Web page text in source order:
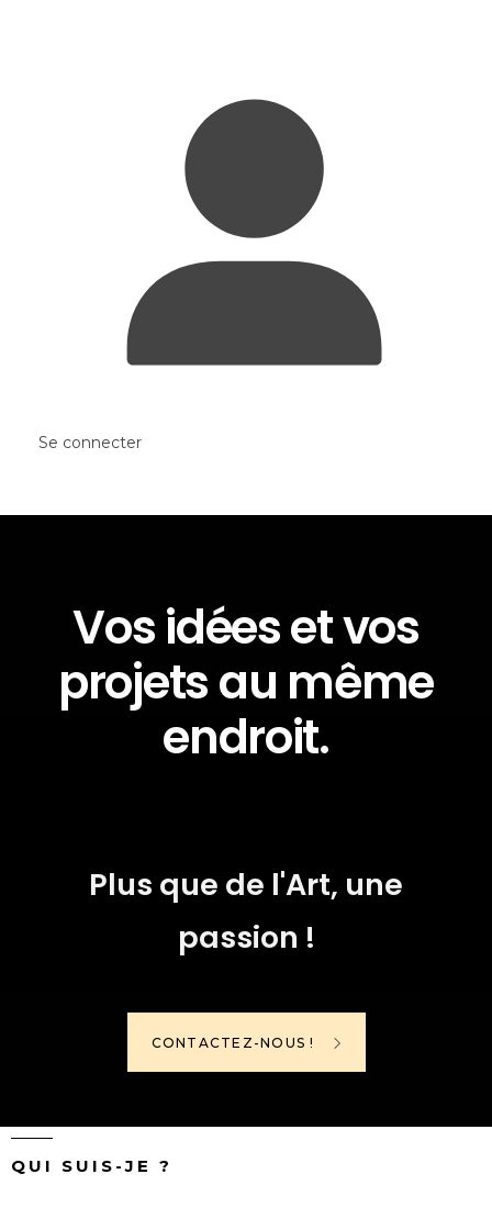
Se connecter
Vos idées et vos
projets au même
endroit.
Plus que de l'Art, une
passion !
CONTACTEZ-NOUS !
QUI SUIS-JE ?